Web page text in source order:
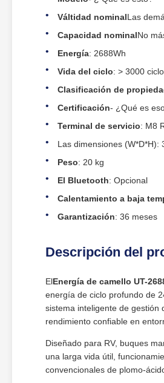
Válti­dad nominalLas
Capacidad nominalNo
Energía: 2688Wh
Vida del ciclo: > 3000
Clasificación de
Certificación- ¿Qué es
Terminal de servicio: M8
Las dimensiones (W*D*H):
Peso: 20 kg
El Bluetooth: Opcional
Calentamiento a baja
Garantización: 36 meses
Descripción del
ElEnergía de camello UT-
energía de ciclo profundo de
sistema inteligente de gestión
rendimiento confiable en
Diseñado para RV, buques
una larga vida útil,
convencionales de plomo-